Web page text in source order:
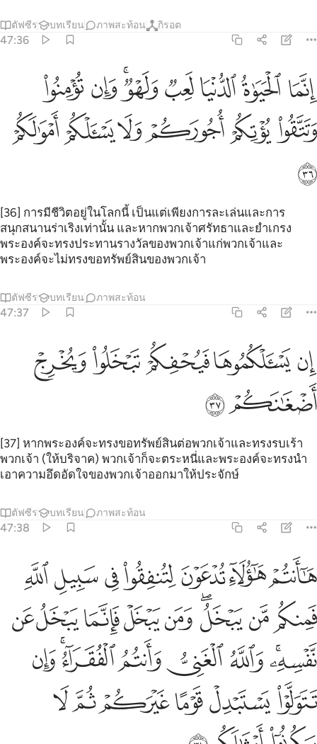
ตัฟซีร บทเรียน ภาพสะท้อน กิรอต
47:36
انما الحياة الدنيا لعب ولهو وان تومنوا وتتقوا يوتكم اجوركم ولا يسالكم
إِنَّمَا ٱلْحَيَوٰةُ ٱلدُّنْيَا لَعِبٌۭ وَلَهْوٌۭ ۚ وَإِن تُؤْمِنُوا۟ وَتَتَّقُوا۟ يُؤْتِكُمْ أُجُورَكُمْ
ﲘﲙﲚﲛﲜﲝﲞﲟ
ﲠﲡﲢﲣﲤﲥ
ﲦ
[36] การมีชีวิตอยู่ในโลกนี้ เป็นแต่เพียงการละเล่นและการ
สนุกสนานร่าเริงเท่านั้น และหากพวกเจ้าศรัทธาและยำเกรง
พระองค์จะทรงประทานรางวัลของพวกเจ้าแก่พวกเจ้าและ
พระองค์จะไม่ทรงขอทรัพย์สินของพวกเจ้า
ตัฟซีร บทเรียน ภาพสะท้อน
47:37
ان يسالكموها فيحفكم تبخلوا ويخرج اضغانكم ٣٧
إِن يَسْـَٔلْكُمُوهَا فَيُحْفِكُمْ تَبْخَلُوا۟ وَيُخْرِجْ أَضْغَـٰنَكُمْ ٣٧
ﲧﲨﲩﲪﲫ
ﲬﲭ
[37] หากพระองค์จะทรงขอทรัพย์สินต่อพวกเจ้าและทรงรบเร้า
พวกเจ้า (ให้บริจาค) พวกเจ้าก็จะตระหนี่และพระองค์จะทรงนำ
เอาความอึดอัดใจของพวกเจ้าออกมาให้ประจักษ์
ตัฟซีร บทเรียน ภาพสะท้อน
47:38
ها انتم هاولاء تدعون لتنفقوا في سبيل الله فمنكم من يبخل ومن يبخل
هَـٰٓأَنتُمْ هَـٰٓؤُلَآءِ تُدْعَوْنَ لِتُنفِقُوا۟ فِى سَبِيلِ ٱللَّهِ فَمِنكُم مَّن يَبْخَلُ ۖ وَمَن
ﲮﲯﲰﲱﲲﲳﲴ
ﲵﲶﲷﲸﲹﲺﲻﲼﲽ
ﲾﲿﳀﳁﳂﳃﳄﳅ
ﳆﳇﳈﳉﳊﳋ